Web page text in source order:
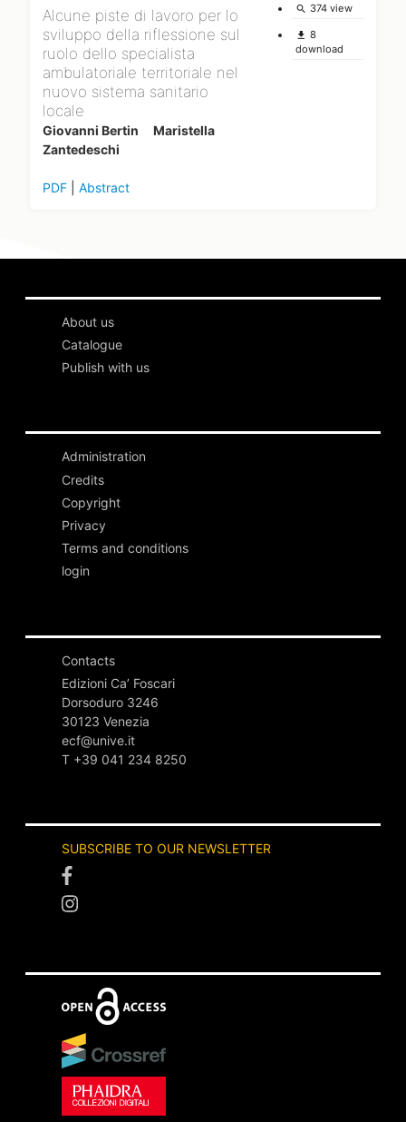
Alcune piste di lavoro per lo
sviluppo della riflessione sul
ruolo dello specialista
ambulatoriale territoriale nel
nuovo sistema sanitario
locale
Giovanni Bertin
Maristella
Zantedeschi
PDF| Abstract
search 374 view
file_download 8
download
About us
Catalogue
Publish with us
Administration
Credits
Copyright
Privacy
Terms and conditions
login
Contacts
Edizioni Ca’ Foscari
Dorsoduro 3246
30123 Venezia
ecf@unive.it
T +39 041 234 8250
SUBSCRIBE TO OUR NEWSLETTER